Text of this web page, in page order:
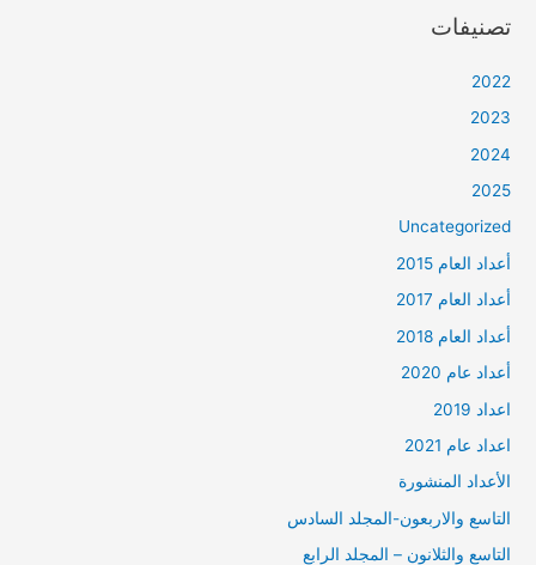
تصنيفات
2022
2023
2024
2025
Uncategorized
أعداد العام 2015
أعداد العام 2017
أعداد العام 2018
أعداد عام 2020
اعداد 2019
اعداد عام 2021
الأعداد المنشورة
التاسع والاربعون-المجلد السادس
التاسع والثلانون – المجلد الرابع